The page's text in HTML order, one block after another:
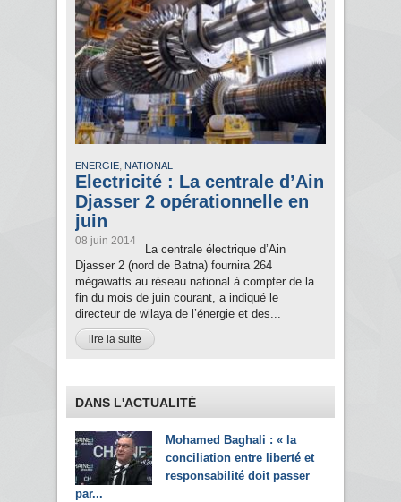
ENERGIE, NATIONAL
Electricité : La centrale d’Ain
Djasser 2 opérationnelle en
juin
08 juin 2014
La centrale électrique d’Ain
Djasser 2 (nord de Batna) fournira 264
mégawatts au réseau national à compter de la
fin du mois de juin courant, a indiqué le
directeur de wilaya de l’énergie et des...
lire la suite
DANS L'ACTUALITÉ
Mohamed Baghali : « la
conciliation entre liberté et
responsabilité doit passer
par...